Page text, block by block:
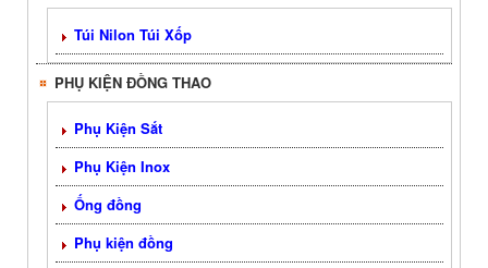
Túi Nilon Túi Xốp
PHỤ KIỆN ĐỒNG THAO
Phụ Kiện Sắt
Phụ Kiện Inox
Ống đồng
Phụ kiện đồng